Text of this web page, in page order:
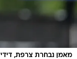
מאמן נבחרת צרפת,